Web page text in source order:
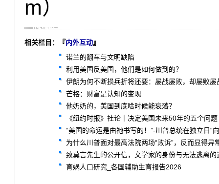
m）
相关栏目：『内外互动』
诺兰的翻车与文明缺陷
利用美国反美国，他们是如何做到的？
伊朗为何不断损兵折将还要：屡战屡败，却屡败屡
芒格：财富是认知的变现
他奶奶的，美国到底啥时候能衰落？
《纽约时报》社论｜决定美国未来50年的五个问题
“美国的命运是由祂书写的！”-川普总统在独立日“
为什么川普面对最高法院两场“败诉”，反而显得异
致莫言先生的公开信，文学家的身份与无法逃离的
育娲人口研究_各国辅助生育报告2026